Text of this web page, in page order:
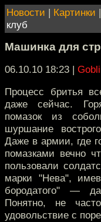
Новости | Картинки |
клуб
Машинка для
06.10.10 18:23 |
Процесс бритья
даже сейчас.
помазок из
шуршание
Даже в армии, где
помазками вечно
пользовали
марки "Нева",
бородатого" —
Понятно, не
удовольствие с